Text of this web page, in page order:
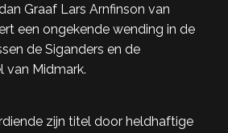
Graaf Lars Arnfinson van
een ongekende wending in de
de Siganders en de
van Midmark.
zijn titel door heldhaftige